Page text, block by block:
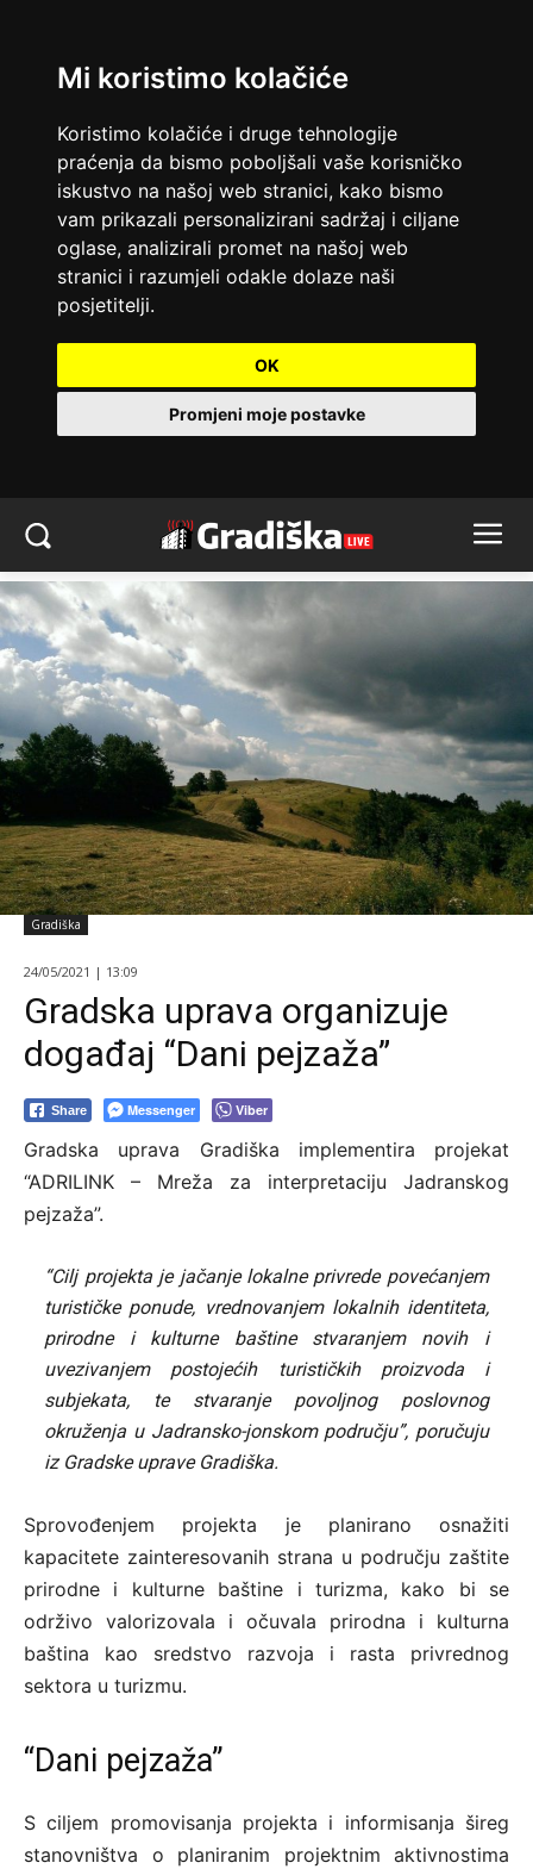
Mi koristimo kolačiće
Koristimo kolačiće i druge tehnologije
praćenja da bismo poboljšali vaše korisničko
iskustvo na našoj web stranici, kako bismo
vam prikazali personalizirani sadržaj i ciljane
oglase, analizirali promet na našoj web
stranici i razumjeli odakle dolaze naši
posjetitelji.
OK
Promjeni moje postavke
Gradiška
24/05/2021 | 13:09
Gradska uprava organizuje
događaj “Dani pejzaža”
Share Messenger Viber
Gradska uprava Gradiška implementira projekat
“ADRILINK – Mreža za interpretaciju Jadranskog
pejzaža”.
“Cilj projekta je jačanje lokalne privrede povećanjem
turističke ponude, vrednovanjem lokalnih identiteta,
prirodne i kulturne baštine stvaranjem novih i
uvezivanjem postojećih turističkih proizvoda i
subjekata, te stvaranje povoljnog poslovnog
okruženja u Jadransko-jonskom području”, poručuju
iz Gradske uprave Gradiška.
Sprovođenjem projekta je planirano osnažiti
kapacitete zainteresovanih strana u području zaštite
prirodne i kulturne baštine i turizma, kako bi se
održivo valorizovala i očuvala prirodna i kulturna
baština kao sredstvo razvoja i rasta privrednog
sektora u turizmu.
“Dani pejzaža”
S ciljem promovisanja projekta i informisanja šireg
stanovništva o planiranim projektnim aktivnostima